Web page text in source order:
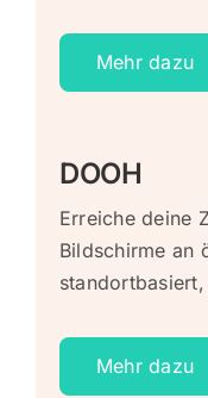
Mehr dazu
DOOH
Erreiche deine
Bildschirme an
Mehr dazu